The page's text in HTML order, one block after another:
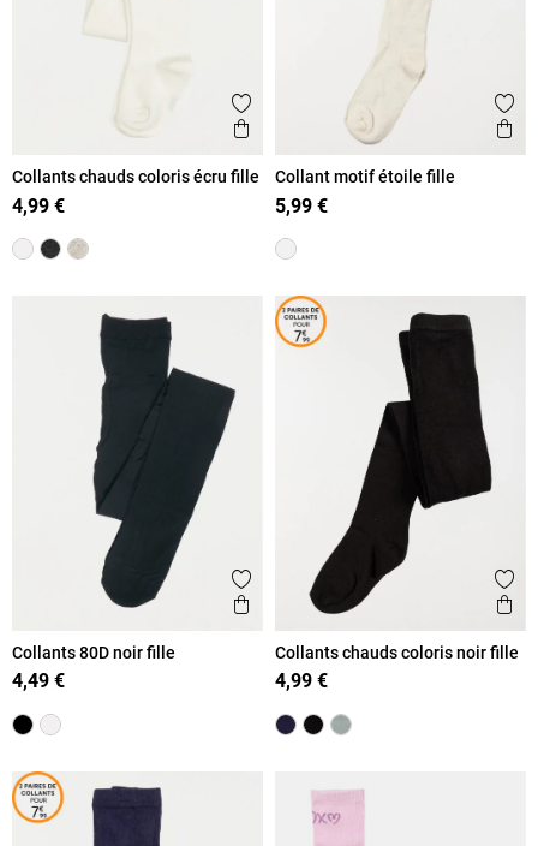
Ajouter aux favoris
Aperçu rapide
Collants chauds coloris écru fille
4,99 €
Collant motif étoile fille
5,99 €
Ajouter aux favoris
Aperçu rapide
Collants 80D noir fille
4,49 €
Collants chauds coloris noir fille
4,99 €